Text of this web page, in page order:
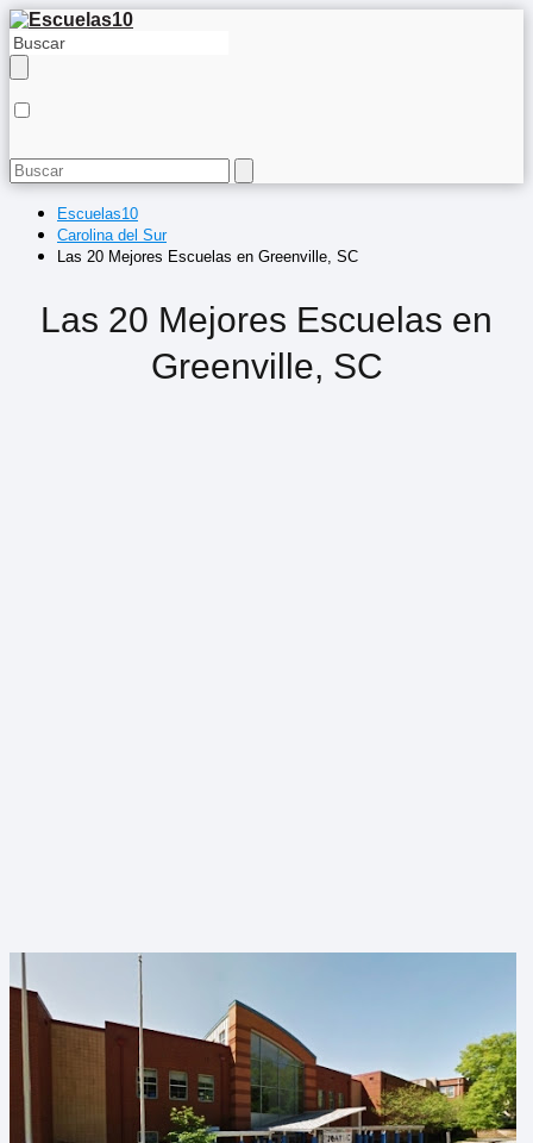
Escuelas10
Carolina del Sur
Las 20 Mejores Escuelas en Greenville, SC
Las 20 Mejores Escuelas en
Greenville, SC